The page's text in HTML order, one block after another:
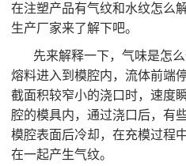
在注塑产品有气纹和水纹怎么
生产厂家来了解下吧。
先来解释一下，气味是怎
熔料进入到模腔内，流体前端
截面积较窄小的浇口时，速度
腔的模具内，通过浇口后，有
模腔表面后冷却，在充模过程
在一起产生气纹。